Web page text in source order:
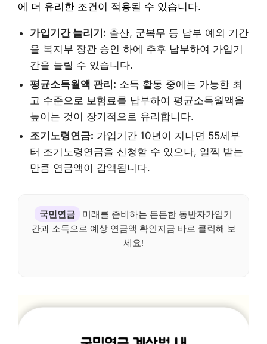
에 더 유리한 조건이 적용될 수 있습니다.
가입기간 늘리기: 출산, 군복무 등 납부 예외 기간
을 복지부 장관 승인 하에 추후 납부하여 가입기
간을 늘릴 수 있습니다.
평균소득월액 관리: 소득 활동 중에는 가능한 최
고 수준으로 보험료를 납부하여 평균소득월액을
높이는 것이 장기적으로 유리합니다.
조기노령연금: 가입기간 10년이 지나면 55세부
터 조기노령연금을 신청할 수 있으나, 일찍 받는
만큼 연금액이 감액됩니다.
국민연금
미래를 준비하는 든든한 동반자가입기
간과 소득으로 예상 연금액 확인지금 바로 클릭해 보
세요!